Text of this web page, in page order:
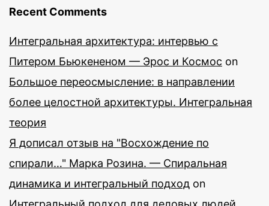
Recent Comments
Интегральная архитектура: интервью с
Питером Бьюкененом — Эрос и Космос on
Большое переосмысление: в направлении
более целостной архитектуры. Интегральная
теория
Я дописал отзыв на "Восхождение по
спирали…" Марка Розина. — Спиральная
динамика и интегральный подход on